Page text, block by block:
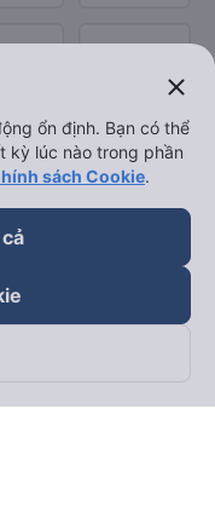
close
ổn định. Bạn có thể
kỳ lúc nào trong phần
sách Cookie.